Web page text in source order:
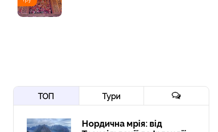
ТОП Тури
Нордична мрія: від